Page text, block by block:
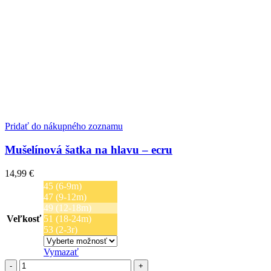
Pridať do nákupného zoznamu
Mušelínová šatka na hlavu – ecru
14,99 €
Veľkosť
45 (6-9m)
47 (9-12m)
49 (12-18m)
51 (18-24m)
53 (2-3r)
Vymazať
množstvo